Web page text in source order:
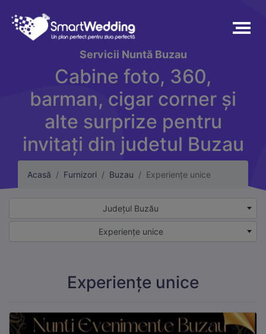
Servicii Nuntă Buzau
Cabine foto, 360,
barman, cigar corner și
alte surprize pentru
invitați din judetul Buzau
Acasă Furnizori Buzau Experiențe unice
Județul Buzău
Experiențe unice
Experiențe unice